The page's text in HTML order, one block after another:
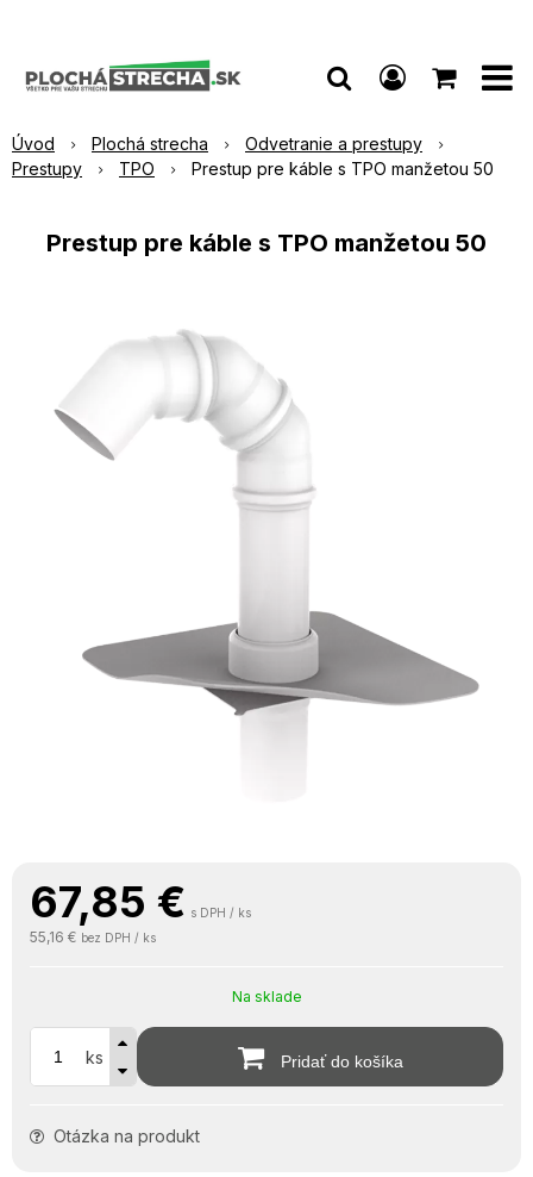
Úvod Plochá strecha
Odvetranie a prestupy
Prestupy
TPO Prestup pre káble s TPO manžetou 50
Prestup pre káble s TPO manžetou 50
67,85 € s DPH / ks
55,16 € bez DPH / ks
Na sklade
ks Pridať do košíka
Otázka na produkt